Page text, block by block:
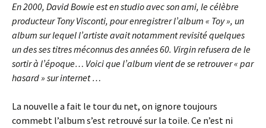
En 2000, David Bowie est en studio avec son ami, le célèbre
producteur Tony Visconti, pour enregistrer l’album « Toy », un
album sur lequel l’artiste avait notamment revisité quelques
un des ses titres méconnus des années 60. Virgin refusera de le
sortir à l’époque… Voici que l’album vient de se retrouver « par
hasard » sur internet …
La nouvelle a fait le tour du net, on ignore toujours
commebt l’album s’est retrouvé sur la toile. Ce n’est ni